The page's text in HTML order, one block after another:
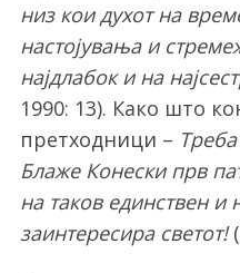
низ кои духот на
настојувања и
најдлабок и на
1990: 13). Како што
претходници –
Блаже Конески прв
на таков единствен и
заинтересира светот!